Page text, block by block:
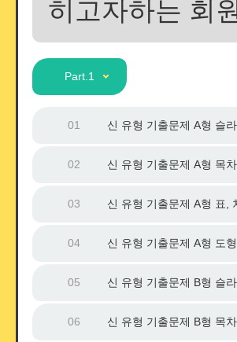
히고자하는 회
Part.1
01 신 유형 기출문제 A형 슬
02 신 유형 기출문제 A형 목
03 신 유형 기출문제 A형 표,
04 신 유형 기출문제 A형 도
05 신 유형 기출문제 B형 슬
06 신 유형 기출문제 B형 목